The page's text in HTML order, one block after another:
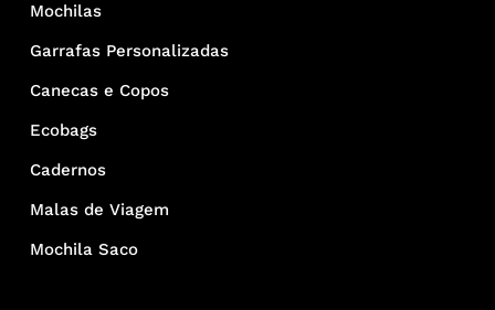
Mochilas
Garrafas Personalizadas
Canecas e Copos
Ecobags
Cadernos
Malas de Viagem
Mochila Saco